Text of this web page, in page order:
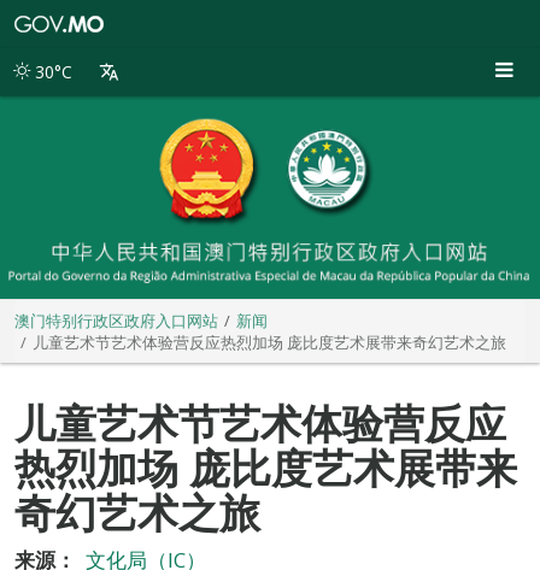
别
30°C
澳门特别行政区政府入口网站
新闻
儿童艺术节艺术体验营反应热烈加场 庞比度艺术展带来奇幻艺术之旅
儿童艺术节艺术体验营反应
热烈加场 庞比度艺术展带来
奇幻艺术之旅
来源：
文化局（IC）